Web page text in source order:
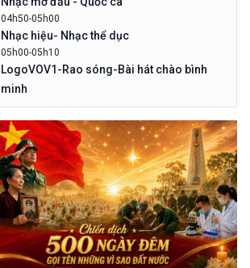
10 phút Sự kiện - Luận bàn
Câu chuyện thời sự
Dòng chảy sự kiện
Đối thoại
Chuyện đêm
04h50-05h00
Nhạc hiệu- Nhạc thể dục
05h00-05h10
LogoVOV1-Rao sóng-Bài hát chào bình
minh
05h10-05h20
Bản tin đầu ngày-Thời tiết
05h20-05h50
Mùa vàng (Chuyên đề cuối tuần)
05h50-05h59
Quảng cáo
05h59-06h00
Nhạc Top- Báo giờ
06h00-06h28
Thời sự sáng (trực tiếp)